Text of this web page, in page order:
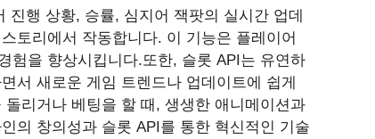
진행 상황, 승률, 심지어 잭팟의 실시간 업데
토리에서 작동합니다. 이 기능은 플레이어
험을 향상시킵니다.또한, 슬롯 API는 유연하
서 새로운 게임 트렌드나 업데이트에 쉽게
리거나 베팅을 할 때, 생생한 애니메이션과
의 창의성과 슬롯 API를 통한 혁신적인 기술